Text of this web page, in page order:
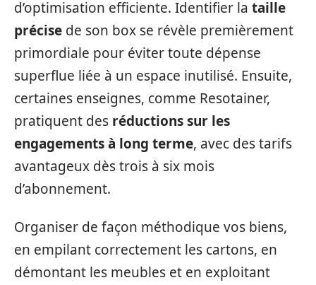
d’optimisation efficiente. Identifier la taille
précise de son box se révèle premièrement
primordiale pour éviter toute dépense
superflue liée à un espace inutilisé. Ensuite,
certaines enseignes, comme Resotainer,
pratiquent des réductions sur les
engagements à long terme, avec des tarifs
avantageux dès trois à six mois
d’abonnement.
Organiser de façon méthodique vos biens,
en empilant correctement les cartons, en
démontant les meubles et en exploitant